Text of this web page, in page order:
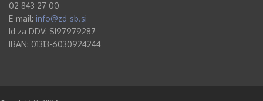
02 843 27 00
E-mail: info@zd-sb.si
Id za DDV: SI97979287
IBAN: 01313-6030924244